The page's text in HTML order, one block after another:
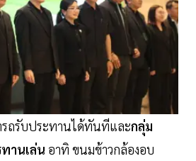
รถรับประทานได้ทันทีและกลุ่ม
านเล่น อาทิ ขนมข้าวกล้องอบ